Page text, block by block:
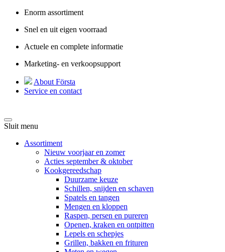
Enorm assortiment
Snel en uit eigen voorraad
Actuele en complete informatie
Marketing- en verkoopsupport
About Första
Service en contact
Sluit menu
Assortiment
Nieuw voorjaar en zomer
Acties september & oktober
Kookgereedschap
Duurzame keuze
Schillen, snijden en schaven
Spatels en tangen
Mengen en kloppen
Raspen, persen en pureren
Openen, kraken en ontpitten
Lepels en schepjes
Grillen, bakken en frituren